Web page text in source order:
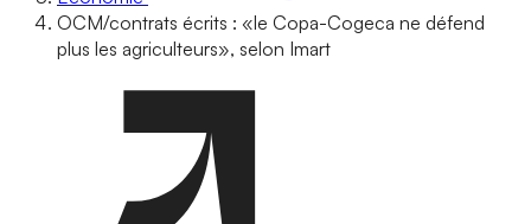
OCM/contrats écrits : «le Copa-Cogeca ne défend
plus les agriculteurs», selon Imart